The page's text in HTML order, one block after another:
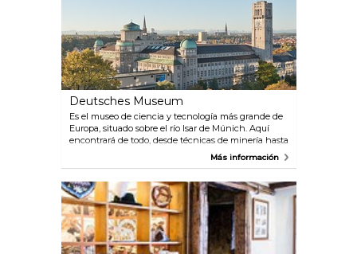
renacentistas más bellos del norte de los Alpes y un
tranquilo oasis con una espléndida vista de la
Theatinerkirche.
Deutsches Museum
Es el museo de ciencia y tecnología más grande de
Europa, situado sobre el río Isar de Múnich. Aquí
encontrará de todo, desde técnicas de minería hasta
astronomía, además de un sinfín de artefactos
anexos: uno en Schleissheim, al norte de Múnich,
dedicado a aeroplanos, y otro en el Theresienhöhe,
donde se exhiben todo tipo de medios de transporte
terrestre. La última adición al museo principal es el
ZNT, el Centro de nuevas tecnologías, dedicado a
nanotecnología y biotecnología.
Más información